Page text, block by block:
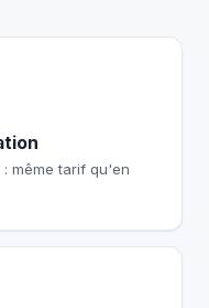
même tarif qu'en